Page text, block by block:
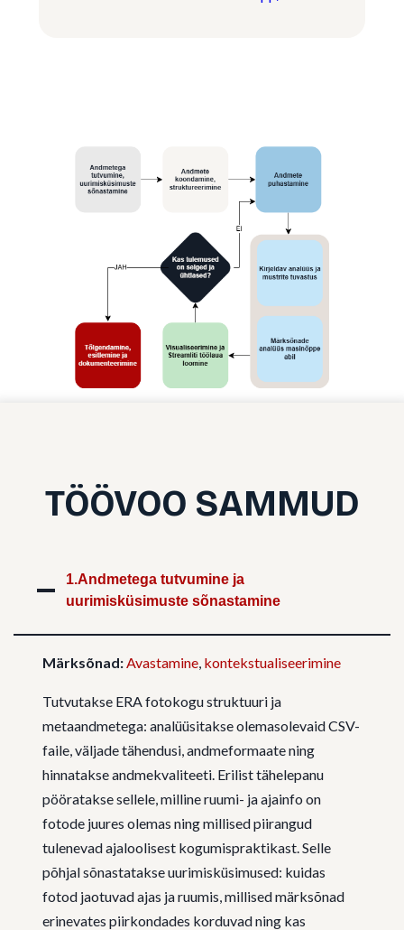
TÖÖVOO SAMMUD
1.Andmetega tutvumine ja
uurimisküsimuste sõnastamine
Märksõnad: Avastamine kontekstualiseerimine
Tutvutakse ERA fotokogu struktuuri ja
metaandmetega: analüüsitakse olemasolevaid CSV-
faile, väljade tähendusi, andmeformaate ning
hinnatakse andmekvaliteeti. Erilist tähelepanu
pööratakse sellele, milline ruumi- ja ajainfo on
fotode juures olemas ning millised piirangud
tulenevad ajaloolisest kogumispraktikast. Selle
põhjal sõnastatakse uurimisküsimused: kuidas
fotod jaotuvad ajas ja ruumis, millised märksõnad
erinevates piirkondades korduvad ning kas